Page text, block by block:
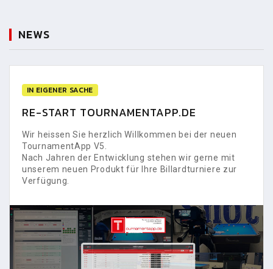
NEWS
IN EIGENER SACHE
RE-START TOURNAMENTAPP.DE
Wir heissen Sie herzlich Willkommen bei der neuen
TournamentApp V5.
Nach Jahren der Entwicklung stehen wir gerne mit
unserem neuen Produkt für Ihre Billardturniere zur
Verfügung.